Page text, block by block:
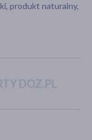
produkt naturalny,
DOZ.PL